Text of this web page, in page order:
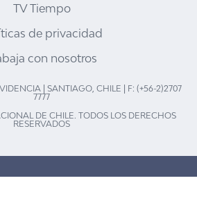
TV Tiempo
de privacidad
con nosotros
| SANTIAGO, CHILE | F: (+56-2)2707
7777
DE CHILE. TODOS LOS DERECHOS
RESERVADOS